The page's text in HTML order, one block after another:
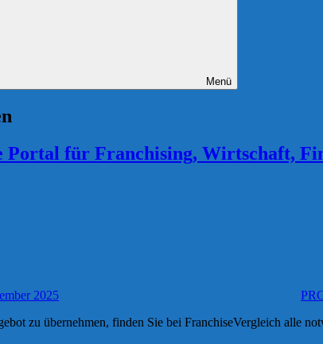
Menü
Portal für Franchising, Wirtschaft,
2025
zu übernehmen, finden Sie bei FranchiseVergleich alle